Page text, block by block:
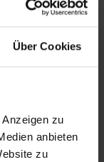
Über Cookies
zu
anbieten
zu